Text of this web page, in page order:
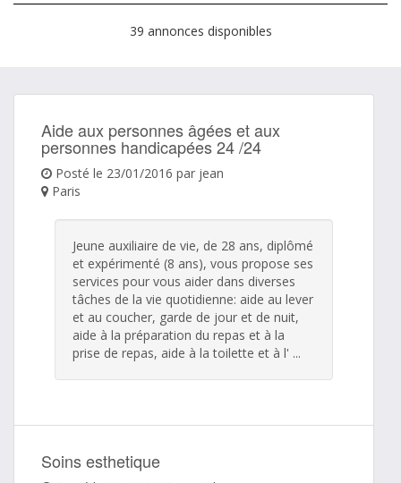
39 annonces disponibles
Aide aux personnes âgées et aux
personnes handicapées 24 /24
Posté le 23/01/2016 par jean
Paris
Jeune auxiliaire de vie, de 28 ans, diplômé
et expérimenté (8 ans), vous propose ses
services pour vous aider dans diverses
tâches de la vie quotidienne: aide au lever
et au coucher, garde de jour et de nuit,
aide à la préparation du repas et à la
prise de repas, aide à la toilette et à l' ...
Soins esthetique